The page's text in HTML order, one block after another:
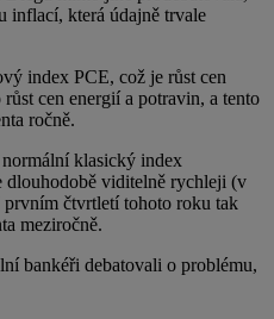
inflací, která údajně trvale
index PCE, což je růst cen
cen energií a potravin, a tento
ročně.
klasický index
dlouhodobě viditelně rychleji (v
čtvrtletí tohoto roku tak
meziročně.
bankéři debatovali o problému,